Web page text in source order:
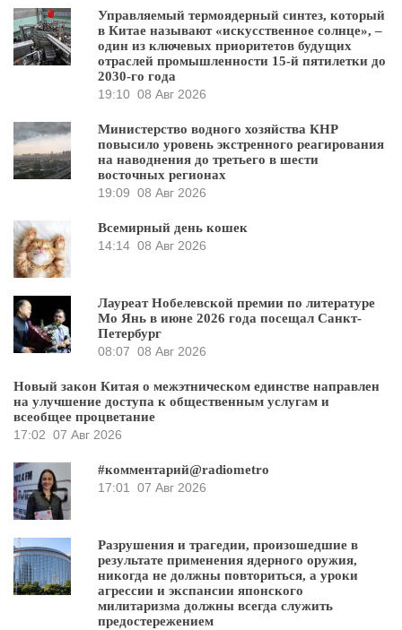
Управляемый термоядерный синтез, который
в Китае называют «искусственное солнце», –
один из ключевых приоритетов будущих
отраслей промышленности 15-й пятилетки до
2030-го года
19:10 08 Авг 2026
Министерство водного хозяйства КНР
повысило уровень экстренного реагирования
на наводнения до третьего в шести
восточных регионах
19:09 08 Авг 2026
Всемирный день кошек
14:14 08 Авг 2026
Лауреат Нобелевской премии по литературе
Мо Янь в июне 2026 года посещал Санкт-
Петербург
08:07 08 Авг 2026
Новый закон Китая о межэтническом единстве направлен
на улучшение доступа к общественным услугам и
всеобщее процветание
17:02 07 Авг 2026
#комментарий@radiometro
17:01 07 Авг 2026
Разрушения и трагедии, произошедшие в
результате применения ядерного оружия,
никогда не должны повториться, а уроки
агрессии и экспансии японского
милитаризма должны всегда служить
предостережением